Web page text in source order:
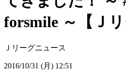
forsmile ～【Ｊリ
Ｊリーグニュース
2016/10/31 (月) 12:51